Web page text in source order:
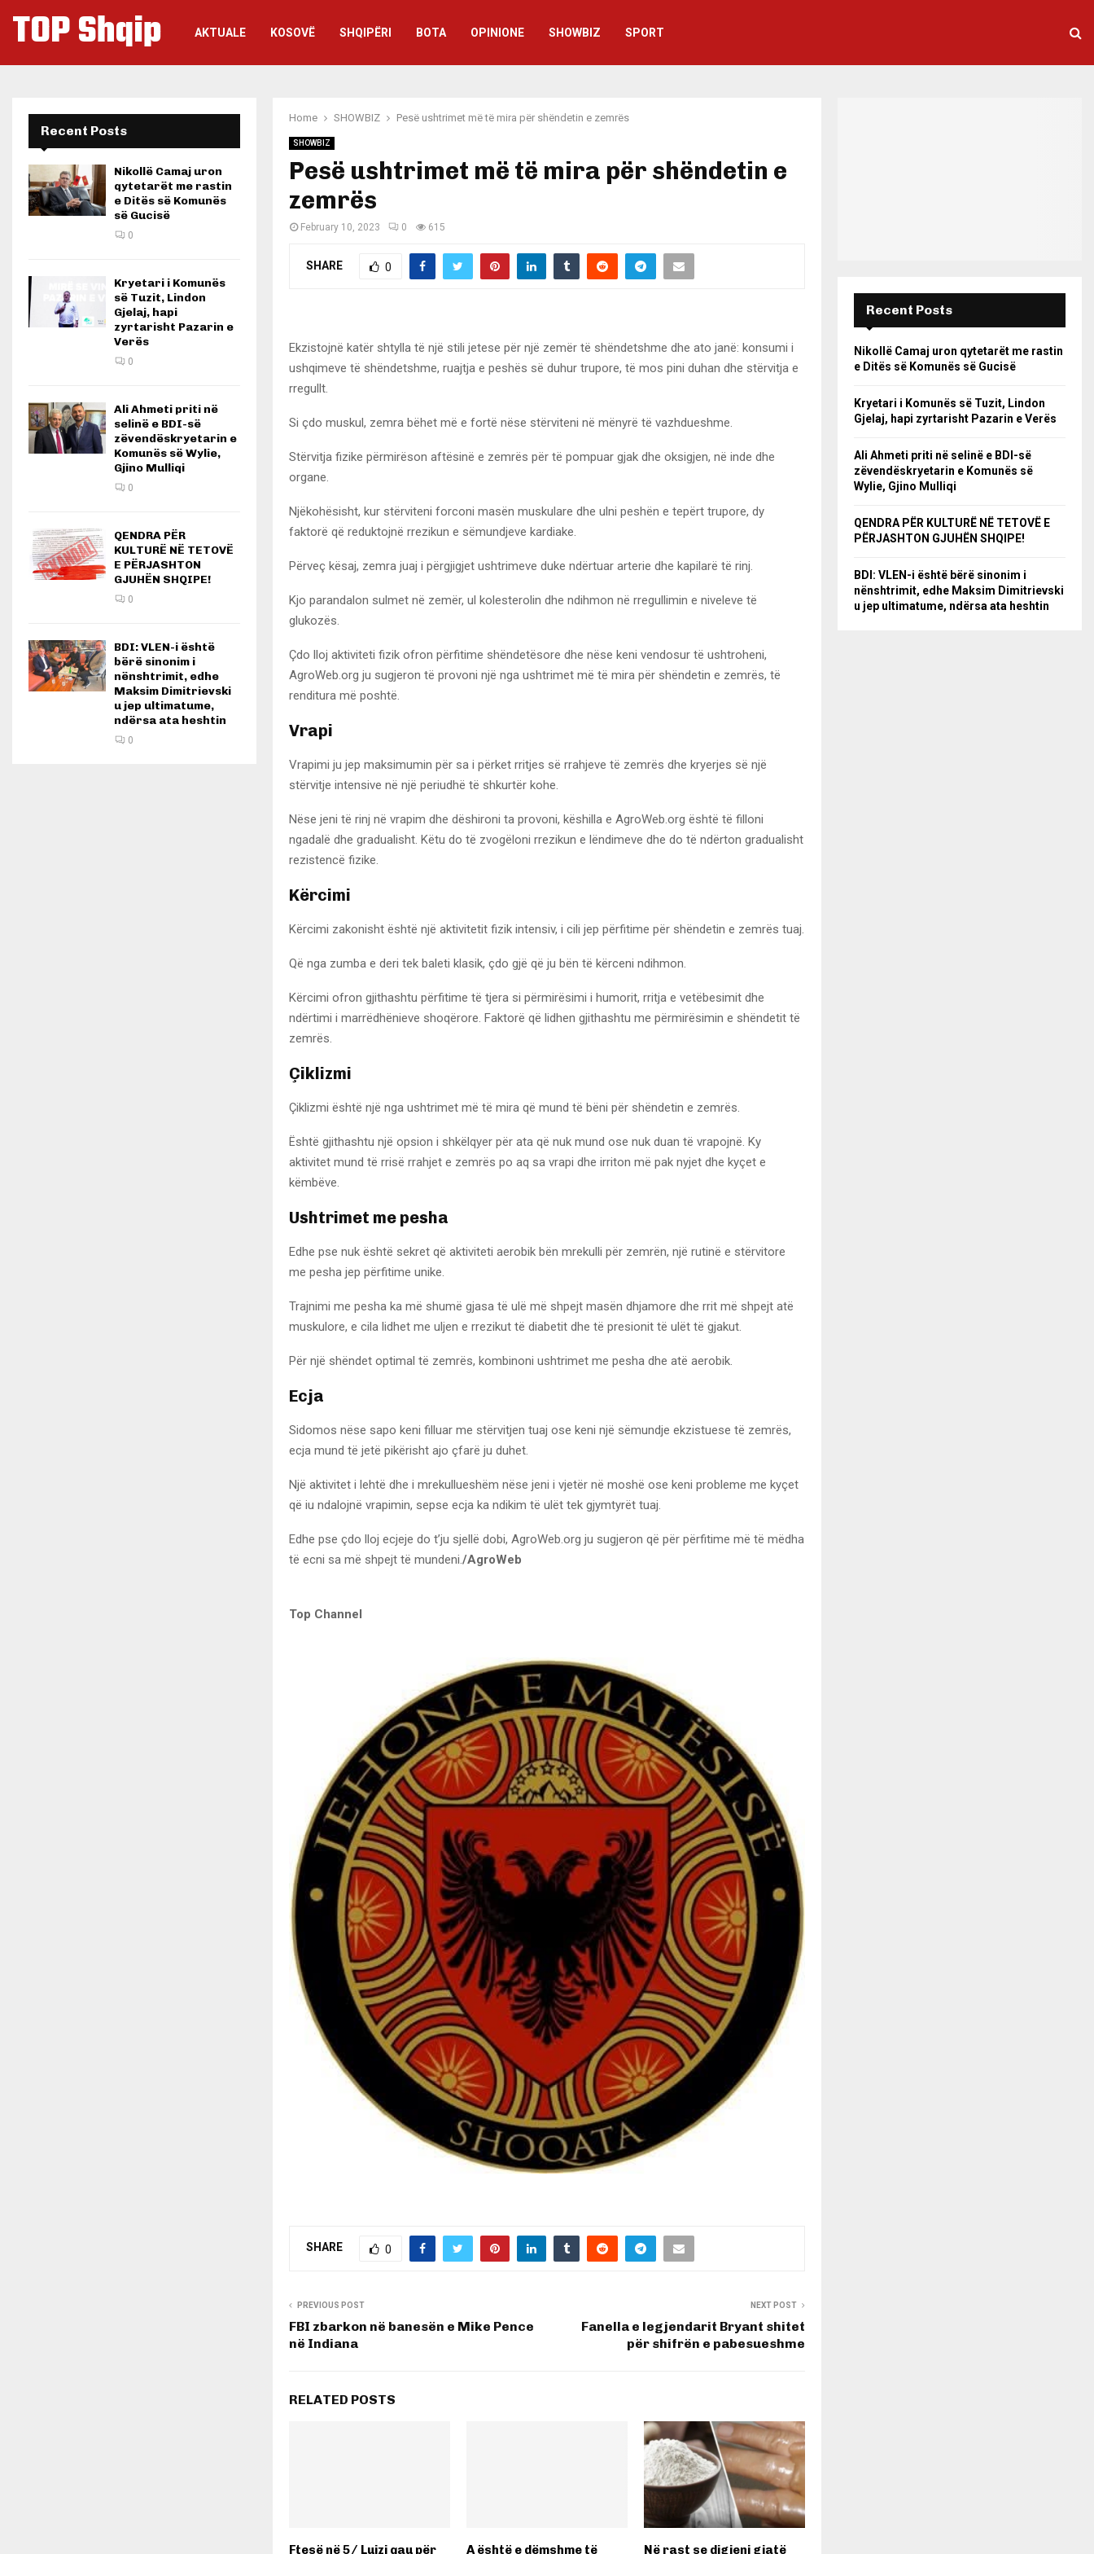
TOP Shqip AKTUALE KOSOVË SHQIPËRI BOTA OPINIONE SHOWBIZ SPORT
Home SHOWBIZ Pesë ushtrimet më të mira për shëndetin e zemrës
SHOWBIZ
Pesë ushtrimet më të mira për shëndetin e
zemrës
February 10, 2023 0 615
SHARE 0
Ekzistojnë katër shtylla të një stili jetese për një zemër të shëndetshme dhe ato janë: konsumi i
ushqimeve të shëndetshme, ruajtja e peshës së duhur trupore, të mos pini duhan dhe stërvitja e
rregullt.
Si çdo muskul, zemra bëhet më e fortë nëse stërviteni në mënyrë të vazhdueshme.
Stërvitja fizike përmirëson aftësinë e zemrës për të pompuar gjak dhe oksigjen, në inde dhe
organe.
Njëkohësisht, kur stërviteni forconi masën muskulare dhe ulni peshën e tepërt trupore, dy
faktorë që reduktojnë rrezikun e sëmundjeve kardiake.
Përveç kësaj, zemra juaj i përgjigjet ushtrimeve duke ndërtuar arterie dhe kapilarë të rinj.
Kjo parandalon sulmet në zemër, ul kolesterolin dhe ndihmon në rregullimin e niveleve të
glukozës.
Çdo lloj aktiviteti fizik ofron përfitime shëndetësore dhe nëse keni vendosur të ushtroheni,
AgroWeb.org ju sugjeron të provoni një nga ushtrimet më të mira për shëndetin e zemrës, të
renditura më poshtë.
Vrapi
Vrapimi ju jep maksimumin për sa i përket rritjes së rrahjeve të zemrës dhe kryerjes së një
stërvitje intensive në një periudhë të shkurtër kohe.
Nëse jeni të rinj në vrapim dhe dëshironi ta provoni, këshilla e AgroWeb.org është të filloni
ngadalë dhe gradualisht. Këtu do të zvogëloni rrezikun e lëndimeve dhe do të ndërton gradualisht
rezistencë fizike.
Kërcimi
Kërcimi zakonisht është një aktivitetit fizik intensiv, i cili jep përfitime për shëndetin e zemrës tuaj.
Që nga zumba e deri tek baleti klasik, çdo gjë që ju bën të kërceni ndihmon.
Kërcimi ofron gjithashtu përfitime të tjera si përmirësimi i humorit, rritja e vetëbesimit dhe
ndërtimi i marrëdhënieve shoqërore. Faktorë që lidhen gjithashtu me përmirësimin e shëndetit të
zemrës.
Çiklizmi
Çiklizmi është një nga ushtrimet më të mira që mund të bëni për shëndetin e zemrës.
Është gjithashtu një opsion i shkëlqyer për ata që nuk mund ose nuk duan të vrapojnë. Ky
aktivitet mund të rrisë rrahjet e zemrës po aq sa vrapi dhe irriton më pak nyjet dhe kyçet e
këmbëve.
Ushtrimet me pesha
Edhe pse nuk është sekret që aktiviteti aerobik bën mrekulli për zemrën, një rutinë e stërvitore
me pesha jep përfitime unike.
Trajnimi me pesha ka më shumë gjasa të ulë më shpejt masën dhjamore dhe rrit më shpejt atë
muskulore, e cila lidhet me uljen e rrezikut të diabetit dhe të presionit të ulët të gjakut.
Për një shëndet optimal të zemrës, kombinoni ushtrimet me pesha dhe atë aerobik.
Ecja
Sidomos nëse sapo keni filluar me stërvitjen tuaj ose keni një sëmundje ekzistuese të zemrës,
ecja mund të jetë pikërisht ajo çfarë ju duhet.
Një aktivitet i lehtë dhe i mrekullueshëm nëse jeni i vjetër në moshë ose keni probleme me kyçet
që iu ndalojnë vrapimin, sepse ecja ka ndikim të ulët tek gjymtyrët tuaj.
Edhe pse çdo lloj ecjeje do t’ju sjellë dobi, AgroWeb.org ju sugjeron që për përfitime më të mëdha
të ecni sa më shpejt të mundeni. /AgroWeb
Top Channel
SHARE 0
PREVIOUS POST
FBI zbarkon në banesën e Mike Pence
në Indiana
NEXT POST
Fanella e legjendarit Bryant shitet
për shifrën e pabesueshme
RELATED POSTS
Ftesë në 5/ Luizi qau për A është e dëmshme të Në rast se digjeni gjatë
Recent Posts
Nikollë Camaj uron
qytetarët me rastin
e Ditës së Komunës
së Gucisë
0
Kryetari i Komunës
së Tuzit, Lindon
Gjelaj, hapi
zyrtarisht Pazarin e
Verës
0
Ali Ahmeti priti në
selinë e BDI-së
zëvendëskryetarin e
Komunës së Wylie,
Gjino Mulliqi
0
QENDRA PËR
KULTURË NË TETOVË
E PËRJASHTON
GJUHËN SHQIPE!
0
BDI: VLEN-i është
bërë sinonim i
nënshtrimit, edhe
Maksim Dimitrievski
u jep ultimatume,
ndërsa ata heshtin
0
Recent Posts
Nikollë Camaj uron qytetarët me rastin
e Ditës së Komunës së Gucisë
Kryetari i Komunës së Tuzit, Lindon
Gjelaj, hapi zyrtarisht Pazarin e Verës
Ali Ahmeti priti në selinë e BDI-së
zëvendëskryetarin e Komunës së
Wylie, Gjino Mulliqi
QENDRA PËR KULTURË NË TETOVË E
PËRJASHTON GJUHËN SHQIPE!
BDI: VLEN-i është bërë sinonim i
nënshtrimit, edhe Maksim Dimitrievski
u jep ultimatume, ndërsa ata heshtin